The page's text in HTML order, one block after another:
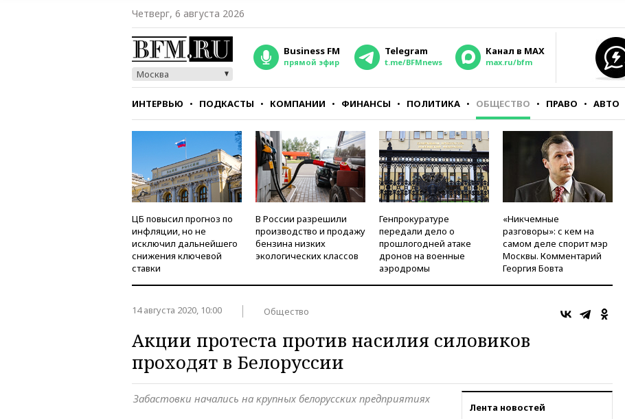
Четверг, 6 августа 2026
Москва
Business FM
прямой эфир
Telegram
t.me/BFMnews
Канал в MAX
max.ru/bfm
ИНТЕРВЬЮ ПОДКАСТЫ КОМПАНИИ ФИНАНСЫ ПОЛИТИКА ОБЩЕСТВО ПРАВО АВТО
СТИЛЬ ТЕСТЫ
ЦБ повысил прогноз по
инфляции, но не
исключил дальнейшего
снижения ключевой
ставки
В России разрешили
производство и продажу
бензина низких
экологических классов
Генпрокуратуре
передали дело о
прошлогодней атаке
дронов на военные
аэродромы
«Никчемные
разговоры»: с кем на
самом деле спорит мэр
Москвы. Комментарий
Георгия Бовта
14 августа 2020, 10:00 Общество
Акции протеста против насилия силовиков
проходят в Белоруссии
Лента новостей
Забастовки начались на крупных белорусских предприятиях